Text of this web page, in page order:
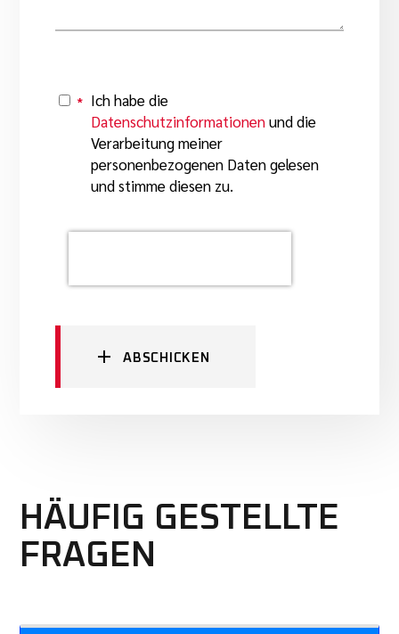
*
Ich habe die
Datenschutzinformationenund die
Verarbeitung meiner
personenbezogenen Daten gelesen
und stimme diesen zu.
ABSCHICKEN
HÄUFIG GESTELLTE
FRAGEN